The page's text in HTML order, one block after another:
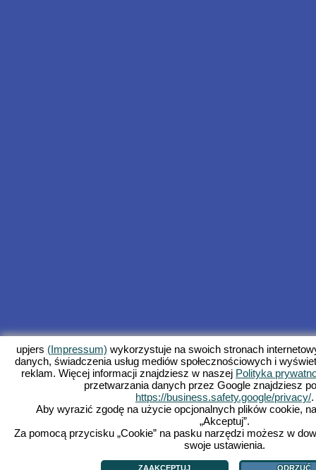
upjers (Impressum) wykorzystuje na swoich stronach
danych, świadczenia usług mediów społecznościowych i
reklam. Więcej informacji znajdziesz w naszej Polityka
przetwarzania danych przez Google znajdziesz
https://business.safety.google/privacy/.
Aby wyrazić zgodę na użycie opcjonalnych plików cookie,
„Akceptuj”.
Za pomocą przycisku „Cookie” na pasku narzędzi możesz w
swoje ustawienia.
ZAAKCEPTUJ ODRZUĆ